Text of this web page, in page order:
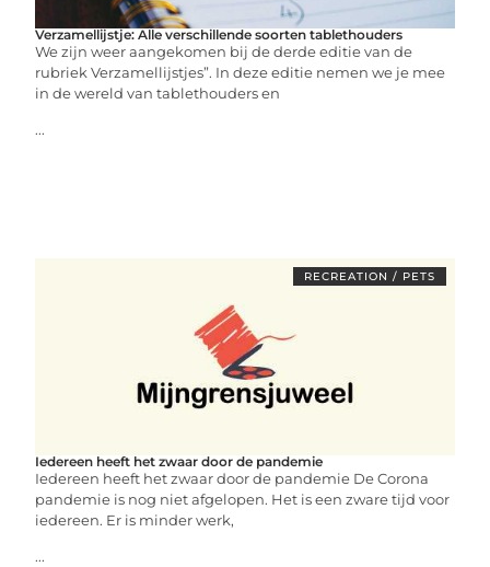
Verzamellijstje: Alle verschillende soorten tablethouders
We zijn weer aangekomen bij de derde editie van de
rubriek Verzamellijstjes”. In deze editie nemen we je mee
in de wereld van tablethouders en
...
RECREATION / PETS
Iedereen heeft het zwaar door de pandemie
Iedereen heeft het zwaar door de pandemie De Corona
pandemie is nog niet afgelopen. Het is een zware tijd voor
iedereen. Er is minder werk,
...